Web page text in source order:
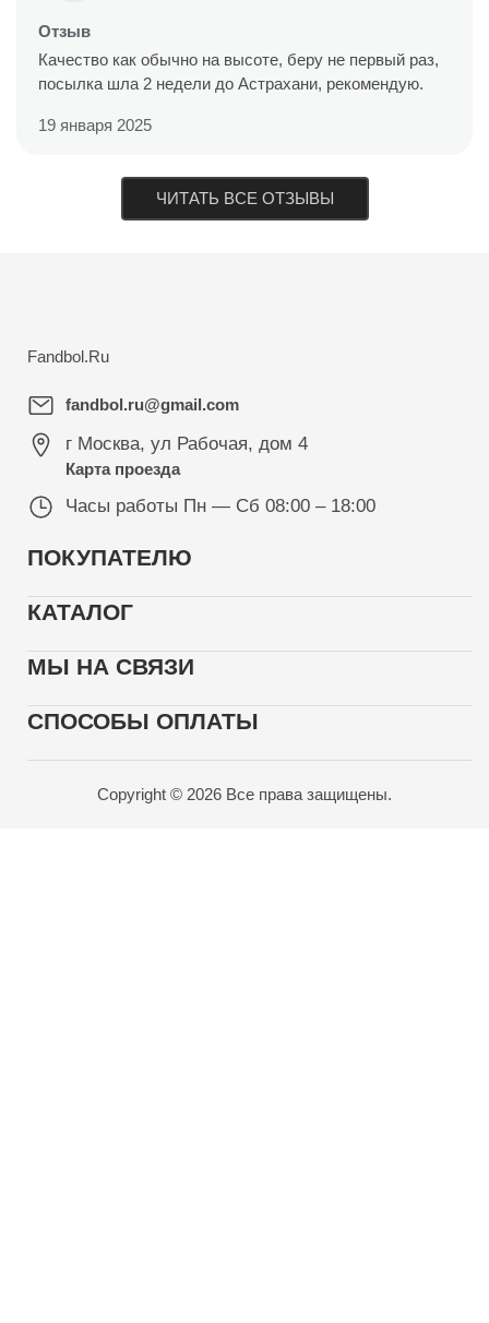
Отзыв
Качество как обычно на высоте, беру не первый раз,
посылка шла 2 недели до Астрахани, рекомендую.
19 января 2025
ЧИТАТЬ ВСЕ ОТЗЫВЫ
Fandbol.Ru
fandbol.ru@gmail.com
г Москва, ул Рабочая, дом 4
Карта проезда
Часы работы Пн — Сб 08:00 – 18:00
ПОКУПАТЕЛЮ
КАТАЛОГ
МЫ НА СВЯЗИ
СПОСОБЫ ОПЛАТЫ
Copyright © 2026 Все права защищены.